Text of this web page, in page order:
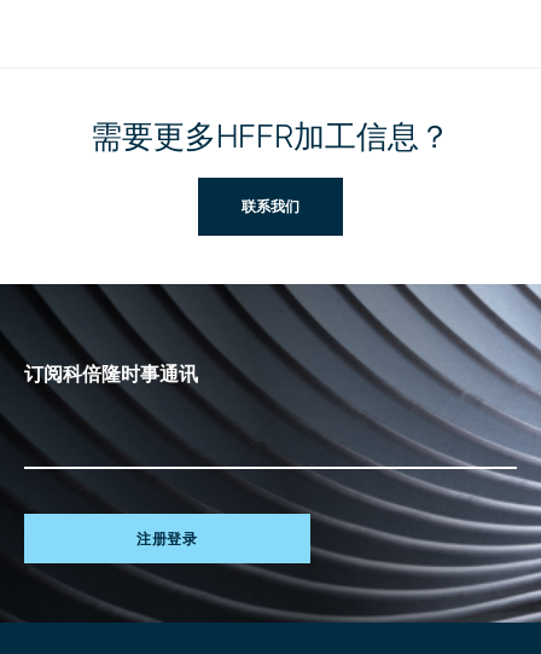
需要更多HFFR加工信息？
联系我们
订阅科倍隆时事通讯
注册登录